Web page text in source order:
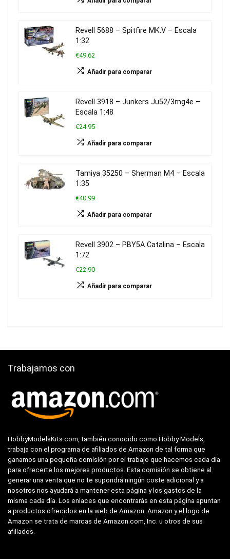
Revell 5688 – Spitfire MK.V – Escala
1:32
€49.62
Añadir para comparar
Revell 3918 – Junkers Ju52/3mg4e –
Escala 1:48
€24.95
Añadir para comparar
Tamiya 35250 – Sherman M4 – Escala
1:35
€40.99
Añadir para comparar
Revell 3902 – PBY5A Catalina – Escala
1:72
€22.90
Añadir para comparar
Trabajamos con
HobbyModelsKits.com, también conocido como Hobby Models,
trabaja con el programa de afiliados de Amazon de tal forma que
ganamos una pequeña comisión por el trabajo que hacemos cada día
para ofrecerte los mejores productos. Esta comisión se obtiene al
generar una venta que no te supondrá ningún coste adicional y a
nosotros nos ayudará a mantener esta página y los gastos de la
misma cada día. Los enlaces que encontrarás en esta página apuntan
a productos ofrecidos en la web de Amazon. Amazon y el logo de
Amazon se trata de marcas de Amazon.com, Inc. u otros de sus
afiliados.